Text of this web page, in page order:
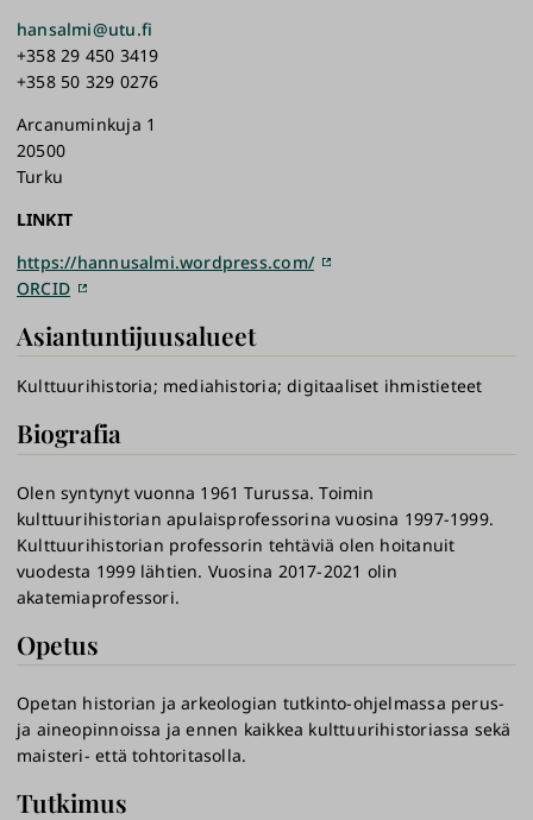
hansalmi@utu.fi
+358 29 450 3419
+358 50 329 0276
Arcanuminkuja 1
20500
Turku
LINKIT
https://hannusalmi.wordpress.com/
ORCID
Asiantuntijuusalueet
Kulttuurihistoria mediahistoria digitaaliset ihmistieteet
Biografia
Olen syntynyt vuonna 1961 Turussa. Toimin
kulttuurihistorian apulaisprofessorina vuosina 1997-1999.
Kulttuurihistorian professorin tehtäviä olen hoitanuit
vuodesta 1999 lähtien. Vuosina 2017-2021 olin
akatemiaprofessori.
Opetus
Opetan historian ja arkeologian tutkinto-ohjelmassa perus-
ja aineopinnoissa ja ennen kaikkea kulttuurihistoriassa sekä
maisteri- että tohtoritasolla.
Tutkimus